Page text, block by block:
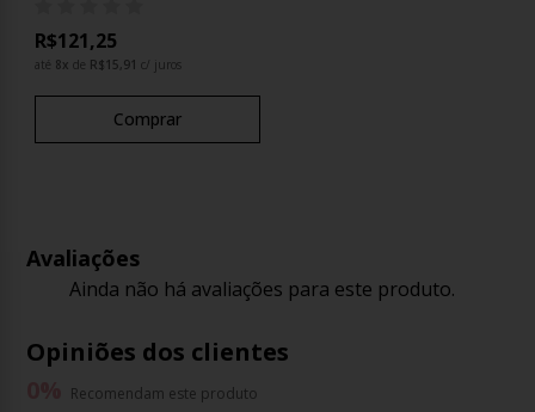
R$121,25
até 8x de R$15,91 c/ juros
Comprar
Avaliações
Ainda não há avaliações para este produto.
Opiniões dos clientes
Recomendam este produto